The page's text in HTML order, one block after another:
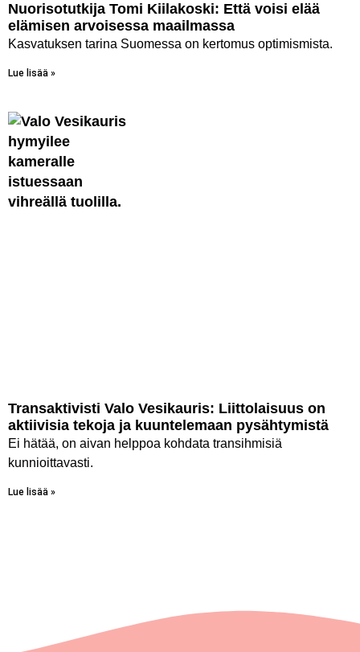
Nuorisotutkija Tomi Kiilakoski: Että voisi elää
elämisen arvoisessa maailmassa
Kasvatuksen tarina Suomessa on kertomus optimismista.
Lue lisää »
Transaktivisti Valo Vesikauris: Liittolaisuus on
aktiivisia tekoja ja kuuntelemaan pysähtymistä
Ei hätää, on aivan helppoa kohdata transihmisiä
kunnioittavasti.
Lue lisää »